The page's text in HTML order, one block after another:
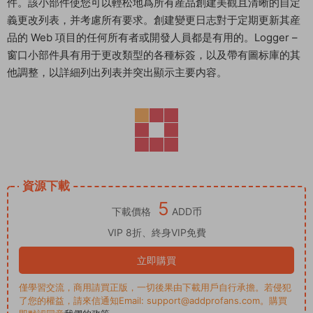
義更改列表，并考慮所有要求。創建變更日志對于定期更新其産
品的 Web 項目的任何所有者或開發人員都是有用的。Logger –
窗口小部件具有用于更改類型的各種标簽，以及帶有圖标庫的其
他調整，以詳細列出列表并突出顯示主要内容。
資源下載
下載價格 5 ADD币
VIP 8折、終身VIP免費
立即購買
僅學習交流，商用請買正版，一切後果由下載用戶自行承擔。若侵犯
了您的權益，請來信通知Email: support@addprofans.com。購買